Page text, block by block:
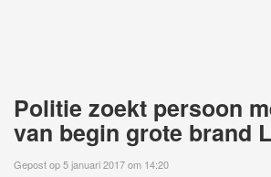
Politie zoekt persoon
van begin grote brand
Gepost op 5 januari 2017 om 14:20